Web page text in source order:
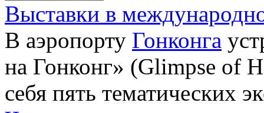
Выставки в
В аэропорту Гонконга
на Гонконг» (Glimpse of
себя пять тематических